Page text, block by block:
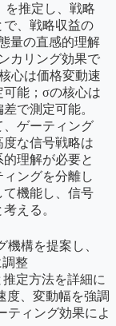
を推定し、戦略
、戦略収益の
量の直感的理解
カリング効果で
心は価格変動速
能；σの核心は
で測定可能。
、ゲーティング
な信号戦略は
理解が必要と
ングを分離し
て機能し、信号
える。
構を提案し、
整
定方法を詳細に
度、変動幅を強調
ティング効果によ